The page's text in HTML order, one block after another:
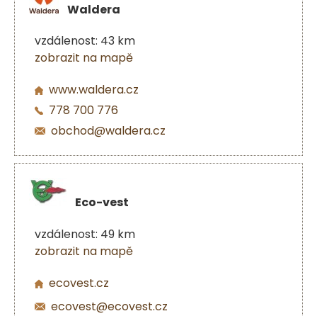
Waldera
vzdálenost: 43 km
zobrazit na mapě
www.waldera.cz
778 700 776
obchod@waldera.cz
Eco-vest
vzdálenost: 49 km
zobrazit na mapě
ecovest.cz
ecovest@ecovest.cz